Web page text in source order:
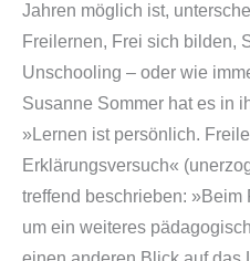
Jahren möglich ist,
Freilernen, Frei sich bilden,
Unschooling – oder wie
Susanne Sommer hat es in
»Lernen ist persönlich.
Erklärungsversuch«
treffend beschrieben: »Beim
um ein weiteres